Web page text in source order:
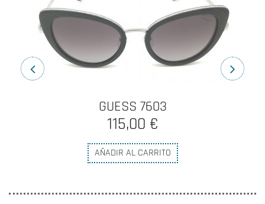
GUESS 7603
115,00 €
AÑADIR AL CARRITO